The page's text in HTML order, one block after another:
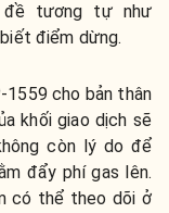
đề tương tự như
điểm dừng.
1559 cho bản thân
khối giao dịch sẽ
còn lý do để
đẩy phí gas lên.
có thể theo dõi ở